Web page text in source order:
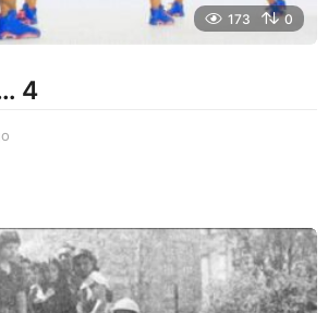
173 0
4
a
g
o